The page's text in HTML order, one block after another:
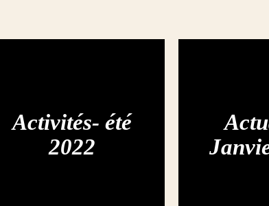
Activités- été
2022